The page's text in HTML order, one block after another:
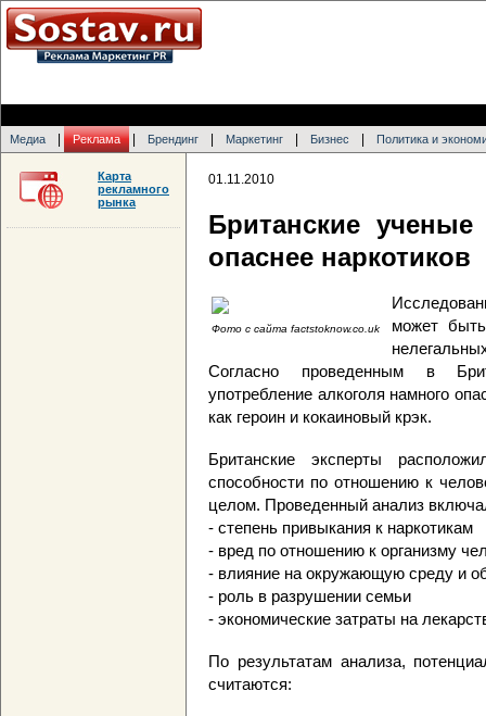
Медиа Реклама Брендинг Маркетинг Бизнес Политика и
01.11.2010
Британские
опаснее наркотиков
Фото с сайта factstoknow.co.uk
может
Согласно проведенным в
употребление алкоголя намного
как героин и кокаиновый крэк.
Британские эксперты
способности по отношению к
целом. Проведенный анализ
- степень привыкания к наркотикам
- вред по отношению к организму
- влияние на окружающую среду и
- роль в разрушении семьи
- экономические затраты на
По результатам анализа,
считаются:
Карта
рекламного
рынка